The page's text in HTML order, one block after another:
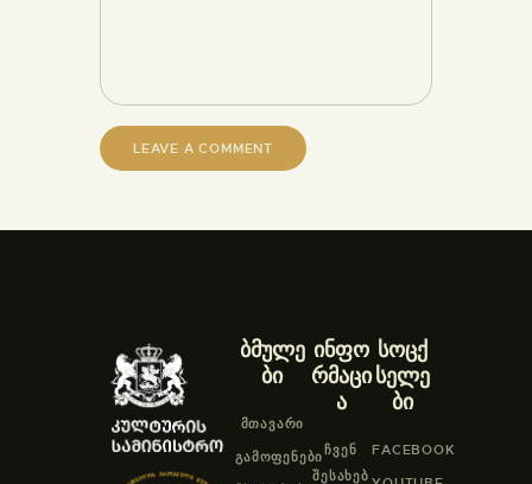
ბმულე
ბი
ᲛᲗᲐᲕᲐᲠᲘ
ᲒᲐᲛᲝᲤᲔᲜᲔᲑᲘ
ინფო
რმაცი
ა
ᲩᲕᲔᲜ
ᲨᲔᲡᲐᲮᲔᲑ
სოცქ
სელე
ბი
FACEBOOK